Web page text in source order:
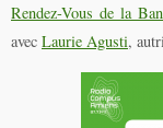
Rendez-Vous de la
avec Laurie Agusti,